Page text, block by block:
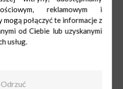
reklamowym i
połączyć te informacje z
od Ciebie lub uzyskanymi
usług.
Odrzuć